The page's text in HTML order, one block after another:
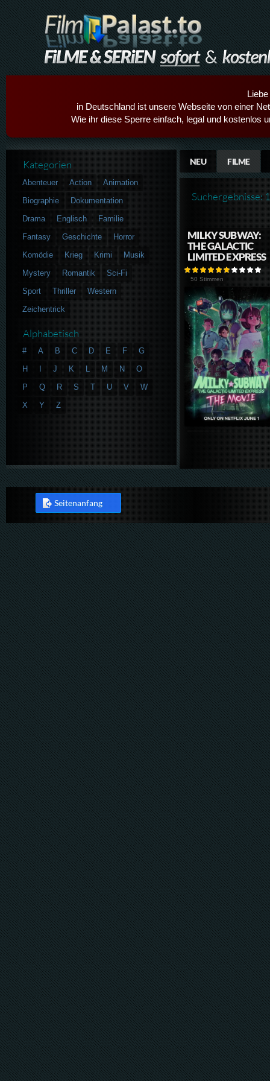
in Deutschland ist unsere Webseite von einer
Wie ihr diese Sperre einfach, legal und kostenlos
NEU FILME
Suchergebnisse: 1
MILKY SUBWAY:
THE GALACTIC
LIMITED EXPRESS
50 Stimmen
Kategorien
Abenteuer Action
Animation
Biographie
Dokumentation
Drama
Englisch
Familie
Fantasy
Geschichte
Horror
Komödie
Krieg Krimi
Musik
Mystery
Romantik
Sci-Fi
Sport
Thriller
Western
Zeichentrick
Alphabetisch
# A B C D E F
G
H
J K L M N
O
P
Q R S T U V
W
X
Y Z
Seitenanfang